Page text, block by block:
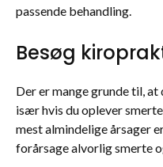
passende behandling.
Besøg
Der er mange grunde til, at
især hvis du oplever
mest almindelige årsager
forårsage alvorlig smerte